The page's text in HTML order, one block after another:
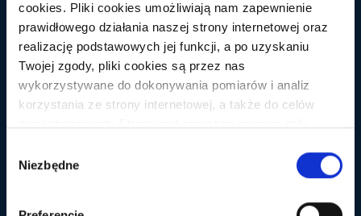
cookies. Pliki cookies umożliwiają nam zapewnienie
prawidłowego działania naszej strony internetowej oraz
realizację podstawowych jej funkcji, a po uzyskaniu
Twojej zgody, pliki cookies są przez nas
wykorzystywane do dokonywania pomiarów i analiz
korzystania ze strony internetowej, a także do celów
anonimowe pingi) podmiotów trzecich w celu korzystania
marketingowych. Aby wyrazić zgodę na instalowanie na
zgody
Niezbędne
BLOG
Kontrola SEO w WordPressie
Aby mieć pełne SEO w WordPressie
instalujemy różnego rodzaju wtyczki typu: All in SEO
PACK, Ultimate SEO czy inne. Wszystko jest pod
zdarza się, że pominiemy jakieś pole, o czymś
zapomnimy. Aby mieć lepsza kontrolę (w miarę
automatyczną) polecam zapoznać się z wtyczką „SEO